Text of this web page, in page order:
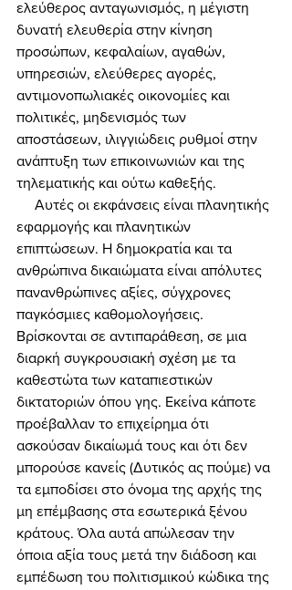
ελεύθερος ανταγωνισμός, η μέγιστη
δυνατή ελευθερία στην κίνηση
προσώπων, κεφαλαίων, αγαθών,
υπηρεσιών, ελεύθερες αγορές,
αντιμονοπωλιακές οικονομίες και
πολιτικές, μηδενισμός των
αποστάσεων, ιλιγγιώδεις ρυθμοί στην
ανάπτυξη των επικοινωνιών και της
τηλεματικής και ούτω καθεξής.
εφαρμογής και πλανητικών
επιπτώσεων. Η δημοκρατία και τα
ανθρώπινα δικαιώματα είναι απόλυτες
πανανθρώπινες αξίες, σύγχρονες
παγκόσμιες καθομολογήσεις.
Βρίσκονται σε αντιπαράθεση, σε μια
διαρκή συγκρουσιακή σχέση με τα
καθεστώτα των καταπιεστικών
δικτατοριών όπου γης. Εκείνα κάποτε
προέβαλλαν το επιχείρημα ότι
ασκούσαν δικαίωμά τους και ότι δεν
μπορούσε κανείς (Δυτικός ας πούμε) να
τα εμποδίσει στο όνομα της αρχής της
μη επέμβασης στα εσωτερικά ξένου
κράτους. Όλα αυτά απώλεσαν την
όποια αξία τους μετά την διάδοση και
εμπέδωση του πολιτισμικού κώδικα της